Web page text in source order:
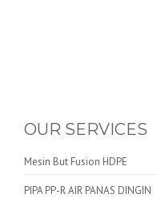
OUR SERVICES
Mesin But Fusion HDPE
PIPA PP-R AIR PANAS DINGIN